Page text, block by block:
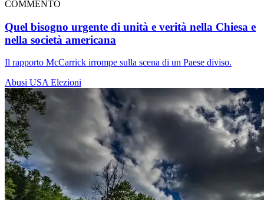
COMMENTO
Quel bisogno urgente di unità e verità nella Chiesa e
nella società americana
Il rapporto McCarrick irrompe sulla scena di un Paese diviso.
Abusi USAElezioni